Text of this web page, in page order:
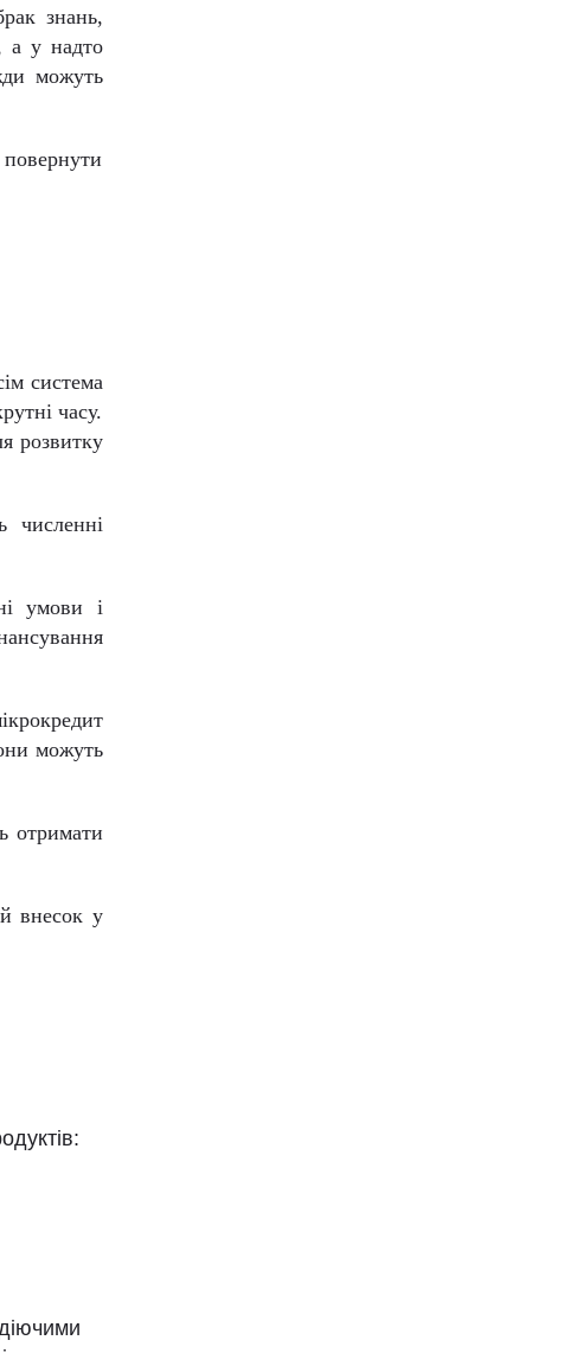
знань,
а у надто
можуть
система
часу.
розвитку
численні
умови і
можуть
отримати
внесок у